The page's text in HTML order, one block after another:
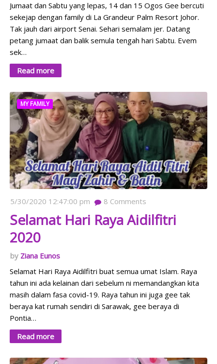
Jumaat dan Sabtu yang lepas, 14 dan 15 Ogos Gee bercuti
sekejap dengan family di La Grandeur Palm Resort Johor.
Tak jauh dari airport Senai. Sehari semalam jer. Datang
petang jumaat dan balik semula tengah hari Sabtu. Evem
sek…
Read more
MY FAMILY
5/30/2020 12:47:00 pm 8 Comments
Selamat Hari Raya Aidilfitri
2020
Ziana Eunos
Selamat Hari Raya Aidilfitri buat semua umat Islam. Raya
tahun ini ada kelainan dari sebelum ni memandangkan kita
masih dalam fasa covid-19. Raya tahun ini juga gee tak
beraya kat rumah sendiri di Sarawak, gee beraya di
Pontia…
Read more